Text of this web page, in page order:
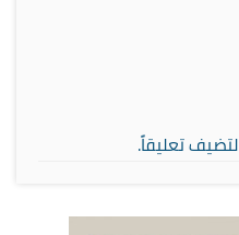
لتضيف تعليقاً.